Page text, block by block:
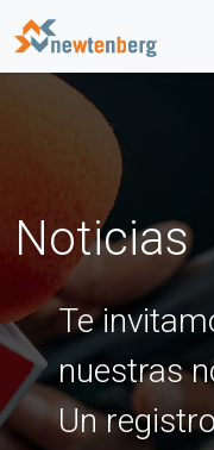
Noticias
Te
nuestras
Un